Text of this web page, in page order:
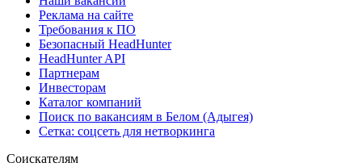
Реклама на сайте
Требования к ПО
Безопасный HeadHunter
HeadHunter API
Партнерам
Инвесторам
Каталог компаний
Поиск по вакансиям в Белом (Адыгея)
Сетка: соцсеть для нетворкинга
Соискателям